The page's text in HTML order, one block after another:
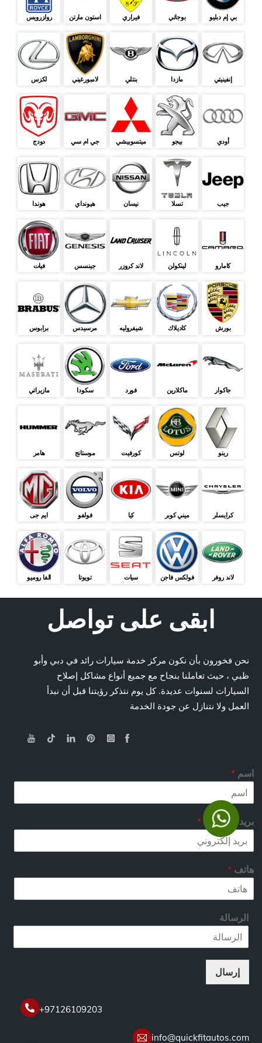
رولزرويس استون مارتن فيراري بوجاتي بي إم دبليو
لكزس لامبورغيني بنتلي مازدا إنفينيتي
دودج جي ام سي ميتسوبيشي بيجو أودي
هوندا هيونداي نيسان تسلا جيب
فيات جينسس لاند كروزر لينكولن كامارو
برابوس مرسيدس شيفروليه كاديلاك بورش
مازيراتي سكودا فورد ماكلارين جاكوار
هامر موستانج كورفيت لوتس رينو
ايم جى فولفو كيا ميني كوبر كرايسلر
الفا روميو تويوتا سيات فولكس فاجن لاند روفر
ابقى على تواصل
+97126109203
info@quickfitautos.com
اسم*
بريد إلكتروني*
هاتف*
ا
س
ا
س
ا
الرسالة
إرسال
نحن فخورون بأن نكون مركز خدمة سيارات رائد في دبي وأبو
ظبي ، حيث تعاملنا بنجاح مع جميع أنواع مشاكل إصلاح
السيارات لسنوات عديدة. كل يوم نتذكر رؤيتنا قبل أن نبدأ
العمل ولا نتنازل عن جودة الخدمة